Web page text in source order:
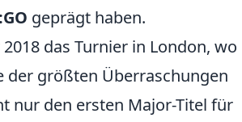
geprägt haben.
das Turnier in London, wo
der größten Überraschungen
nur den ersten Major-Titel für